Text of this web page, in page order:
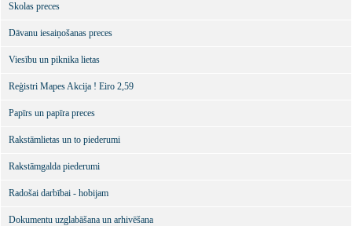
Skolas preces
Dāvanu iesaiņošanas preces
Viesību un piknika lietas
Reģistri Mapes Akcija ! Eiro 2,59
Papīrs un papīra preces
Rakstāmlietas un to piederumi
Rakstāmgalda piederumi
Radošai darbībai - hobijam
Dokumentu uzglabāšana un arhivēšana